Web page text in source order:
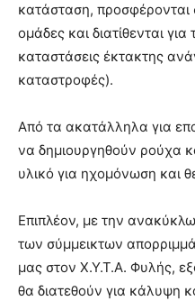
κατάσταση, προσφέρονται
ομάδες και διατίθενται
καταστάσεις έκτακτης
καταστροφές).
Από τα ακατάλληλα για
να δημιουργηθούν ρούχα
υλικό για ηχομόνωση και
Επιπλέον, με την
των σύμμεικτων
μας στον Χ.Υ.Τ.Α. Φυλής,
θα διατεθούν για κάλυψη